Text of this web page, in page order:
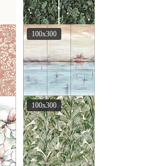
100x300
100x300